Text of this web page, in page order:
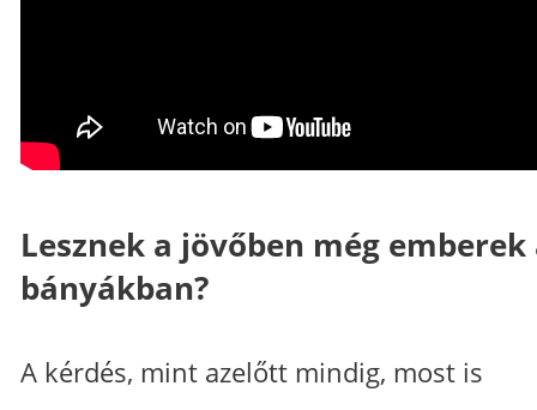
Lesznek a jövőben még emberek
bányákban?
A kérdés, mint azelőtt mindig, most is